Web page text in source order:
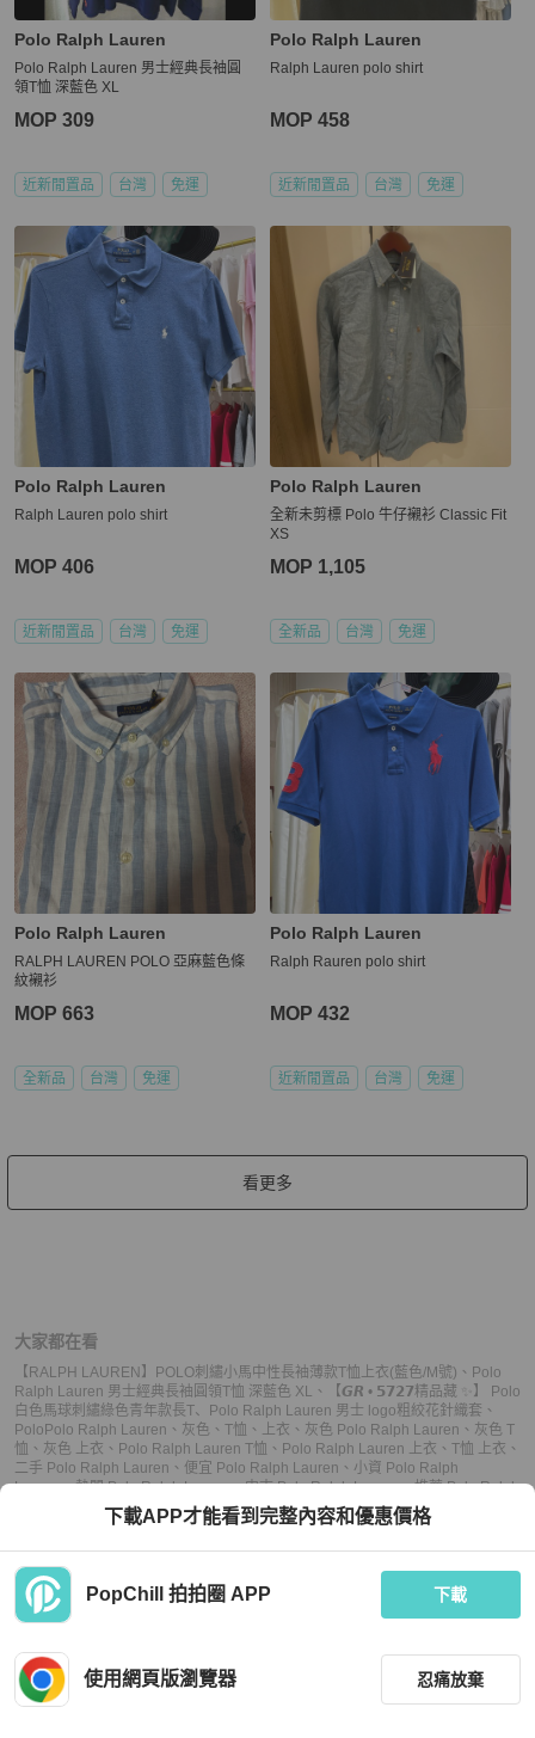
Polo Ralph Lauren
Polo Ralph Lauren 男士經典長袖圓
領T恤 深藍色 XL
MOP 309
近新閒置品 台灣 免運
Polo Ralph Lauren
Ralph Lauren polo shirt
MOP 458
近新閒置品 台灣 免運
Polo Ralph Lauren
Ralph Lauren polo shirt
MOP 406
近新閒置品 台灣 免運
Polo Ralph Lauren
全新未剪標 Polo 牛仔襯衫 Classic Fit
XS
MOP 1,105
全新品 台灣 免運
Polo Ralph Lauren
RALPH LAUREN POLO 亞麻藍色條
紋襯衫
MOP 663
全新品 台灣 免運
Polo Ralph Lauren
Ralph Rauren polo shirt
MOP 432
近新閒置品 台灣 免運
看更多
大家都在看
【RALPH LAUREN】POLO刺繡小馬中性長袖薄款T恤上衣(藍色/M號) 、 Polo
Ralph Lauren 男士經典長袖圓領T恤 深藍色 XL
、
【𝙂𝙍 • 𝟱𝟳𝟮𝟳精品藏 ✨】 Polo
白色馬球刺繡綠色青年款長T、 Polo Ralph Lauren 男士 logo粗絞花針織套 、
PoloPolo Ralph Lauren 、 灰色 、 T恤 、 上衣 、 灰色 Polo Ralph Lauren 、 灰色 T
恤 、 灰色 上衣 、 Polo Ralph Lauren T恤 、 Polo Ralph Lauren 上衣 、 T恤 上衣 、
二手 Polo Ralph Lauren 、 便宜 Polo Ralph Lauren 、 小資 Polo Ralph
Lauren、熱門 Polo Ralph Lauren、中古 Polo Ralph Lauren、推薦 Polo Ralph
二手 T恤、 便宜 T恤 、小資 T恤、熱門 T恤、中古 T恤、推薦 T恤
便宜 上衣 、小資 上衣、熱門 上衣、中古 上衣、推薦 上衣
下載APP才能看到完整內容和優惠價格
PopChill 拍拍圈 APP 下載
使用網頁版瀏覽器 忍痛放棄